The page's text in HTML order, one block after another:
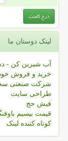
لینک دوستان ما
آب شیرین کن -
خرید و فروش
شرکت صنعتی
طراحی سایت
فیش حج
قیمت بیسیم
کوتاه کننده لینک